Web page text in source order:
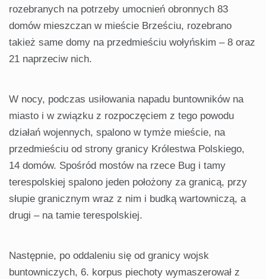
rozebranych na potrzeby umocnień obronnych 83
domów mieszczan w mieście Brześciu, rozebrano
takież same domy na przedmieściu wołyńskim – 8 oraz
21 naprzeciw nich.
W nocy, podczas usiłowania napadu buntowników na
miasto i w związku z rozpoczęciem z tego powodu
działań wojennych, spalono w tymże mieście, na
przedmieściu od strony granicy Królestwa Polskiego,
14 domów. Spośród mostów na rzece Bug i tamy
terespolskiej spalono jeden położony za granicą, przy
słupie granicznym wraz z nim i budką wartowniczą, a
drugi – na tamie terespolskiej.
Następnie, po oddaleniu się od granicy wojsk
buntowniczych, 6. korpus piechoty wymaszerował z